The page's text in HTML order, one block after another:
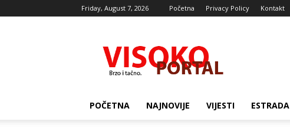
Friday, August 7, 2026 Početna Privacy Policy Kontakt
portal
POČETNA NAJNOVIJE VIJESTI ESTRADA